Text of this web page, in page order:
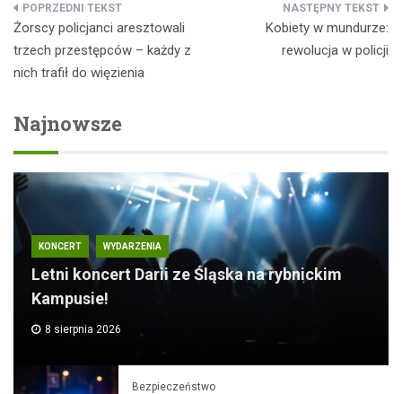
Nawigacja
wpisu
Żorscy policjanci aresztowali
trzech przestępców – każdy z
nich trafił do więzienia
Kobiety w mundurze:
rewolucja w policji
Najnowsze
KONCERT WYDARZENIA
Letni koncert Darii ze Śląska na rybnickim
Kampusie!
8 sierpnia 2026
Bezpieczeństwo